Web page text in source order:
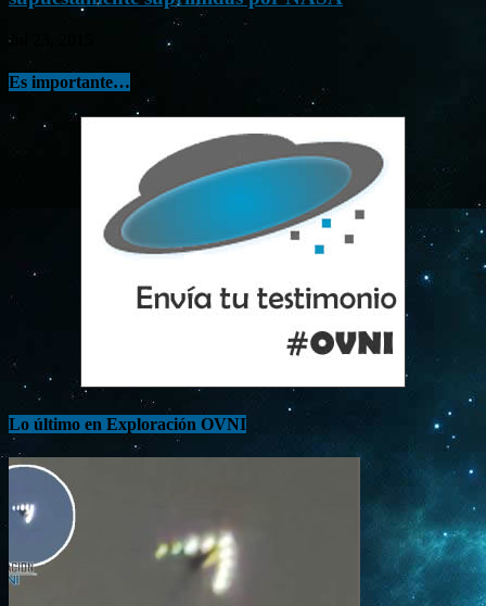
Jul 23, 2015
Es importante…
Lo último en Exploración OVNI